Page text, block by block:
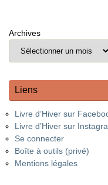
Archives
Liens
Livre d’Hiver sur
Livre d’Hiver sur
Se connecter
Boîte à outils (privé)
Mentions légales